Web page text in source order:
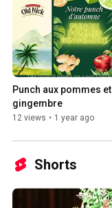
Punch aux pommes
gingembre
12 views • 1 year ago
Shorts